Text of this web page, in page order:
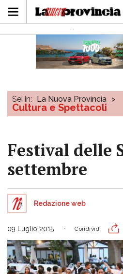
Sei in: La Nuova Provincia >
Cultura e Spettacoli
Festival delle
settembre
Redazione web
09 Luglio 2015 Condividi